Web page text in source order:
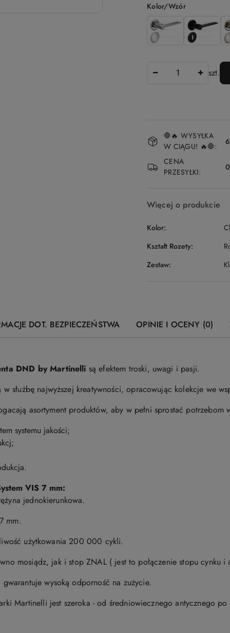
Wariant
Kolor/Wzór
szt.
Dostępność
i
dostawa
🛑🔥 WYSYŁKA
W CIĄGU! 🔥🛑:
CENA
PRZESYŁKI:
Więcej o produkcie
Kolor:
Kształt Rozety:
Zestaw:
DOT. BEZPIECZEŃSTWA OPINIE I OCENY (0)
DND by Martinelli są efektem troski, uwagi i pasji.
służbę najwyższej kreatywności, opracowując kolekcje we
asortyment produktów, aby w pełni sprostać potrzebom
systemu jakości;
ystem VIS 7 mm:
jednokierunkowa.
mm.
użytkowania 200 000 cykli.
mosiądz, jak i stop ZNAL ( jest to połączenie stopu cynku
wysoką odporność na zużycie.
Martinelli jest szeroka - od średniowiecznego antycznego po